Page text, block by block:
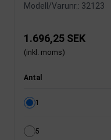
Modell/Varunr.: 32123
1.696,25 SEK
(inkl. moms)
Antal
1
5